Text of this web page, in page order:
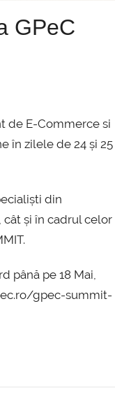
GPeC
de E-Commerce si
în zilele de 24 și 25
din
și în cadrul celor
până pe 18 Mai,
gpec-summit-